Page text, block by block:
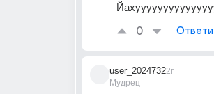
0
user_2024732
Мудрец
2г